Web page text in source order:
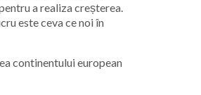
a realiza creșterea.
este ceva ce noi în
continentului european